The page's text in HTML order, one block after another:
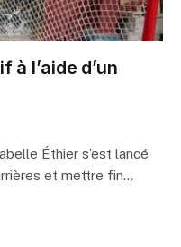
à l’aide d’un
Éthier s’est lancé
et mettre fin…